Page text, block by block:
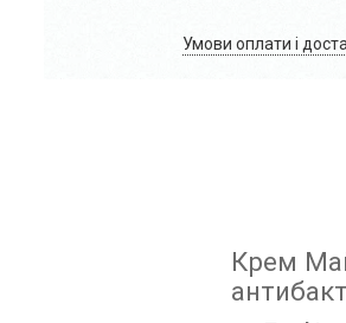
Умови оплати і
Крем